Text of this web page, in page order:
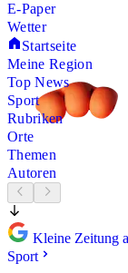
E-Paper
Wetter
Startseite
Meine Region
Top News
Sport
Rubriken
Orte
Themen
Autoren
Kleine Zeitung
Sport